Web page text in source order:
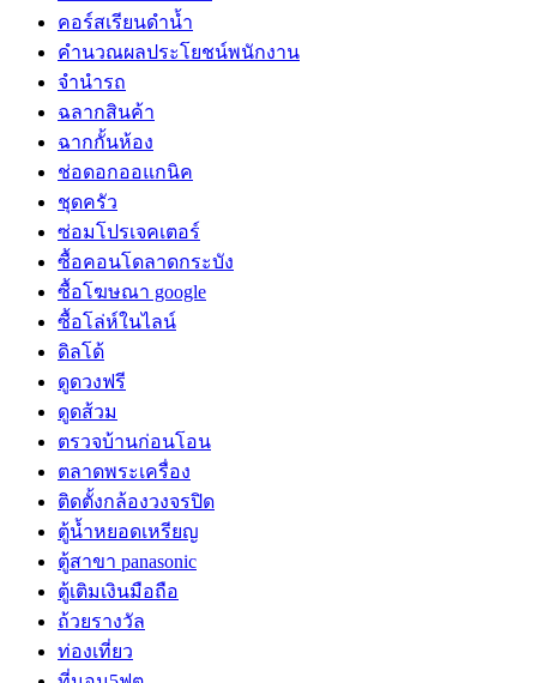
คอร์สเรียนดำน้ำ
คำนวณผลประโยชน์พนักงาน
จำนำรถ
ฉลากสินค้า
ฉากกั้นห้อง
ช่อดอกออแกนิค
ชุดครัว
ซ่อมโปรเจคเตอร์
ซื้อคอนโดลาดกระบัง
ซื้อโฆษณา google
ซื้อโล่ห์ในไลน์
ดิลโด้
ดูดวงฟรี
ดูดส้วม
ตรวจบ้านก่อนโอน
ตลาดพระเครื่อง
ติดตั้งกล้องวงจรปิด
ตู้น้ำหยอดเหรียญ
ตู้สาขา panasonic
ตู้เติมเงินมือถือ
ถ้วยรางวัล
ท่องเที่ยว